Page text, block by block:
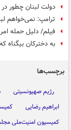
دولت لبنان چطور
ترامپ: نمی‌خواهم
فیلم/ دلیل حمله
به دخترکان بیگناه
برچسب‌ها
رژیم صهیونسیتی
ابراهیم رضایی
کمیسیون امنیت‌ملی